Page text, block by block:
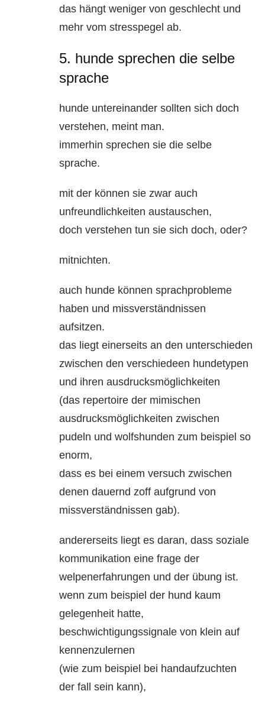
das hängt weniger von geschlecht und
mehr vom stresspegel ab.
5. hunde sprechen die selbe
sprache
hunde untereinander sollten sich doch
verstehen, meint man.
immerhin sprechen sie die selbe
sprache.
mit der können sie zwar auch
unfreundlichkeiten austauschen,
doch verstehen tun sie sich doch, oder?
mitnichten.
auch hunde können sprachprobleme
haben und missverständnissen
aufsitzen.
das liegt einerseits an den unterschieden
zwischen den verschiedeen hundetypen
und ihren ausdrucksmöglichkeiten
(das repertoire der mimischen
ausdrucksmöglichkeiten zwischen
pudeln und wolfshunden zum beispiel so
enorm,
dass es bei einem versuch zwischen
denen dauernd zoff aufgrund von
missverständnissen gab).
andererseits liegt es daran, dass soziale
kommunikation eine frage der
welpenerfahrungen und der übung ist.
wenn zum beispiel der hund kaum
gelegenheit hatte,
beschwichtigungssignale von klein auf
kennenzulernen
(wie zum beispiel bei handaufzuchten
der fall sein kann),